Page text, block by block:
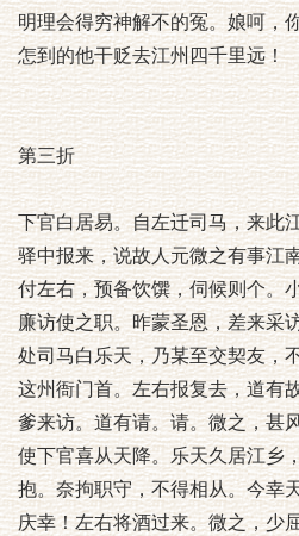
明理会得穷神解不的冤。娘呵，
怎到的他干贬去江州四千里远！
第三折
下官白居易。自左迁司马，来此
驿中报来，说故人元微之有事江
付左右，预备饮馔，伺候则个。
廉访使之职。昨蒙圣恩，差来采
处司马白乐天，乃某至交契友，
这州衙门首。左右报复去，道有
爹来访。道有请。请。微之，甚
使下官喜从天降。乐天久居江乡
抱。奈拘职守，不得相从。今幸
庆幸！左右将酒过来。微之，少